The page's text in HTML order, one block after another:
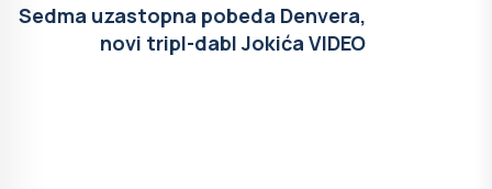
Sedma uzastopna pobeda Denvera,
novi tripl-dabl Jokića VIDEO